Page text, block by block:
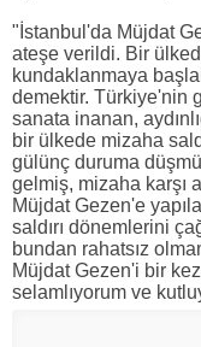
"İstanbul'da Müjdat
ateşe verildi. Bir
kundaklanmaya
demektir. Türkiye'nin
sanata inanan,
bir ülkede mizaha
gülünç duruma
gelmiş, mizaha karşı
Müjdat Gezen'e
saldırı dönemlerini
bundan rahatsız
Müjdat Gezen'i bir
selamlıyorum ve